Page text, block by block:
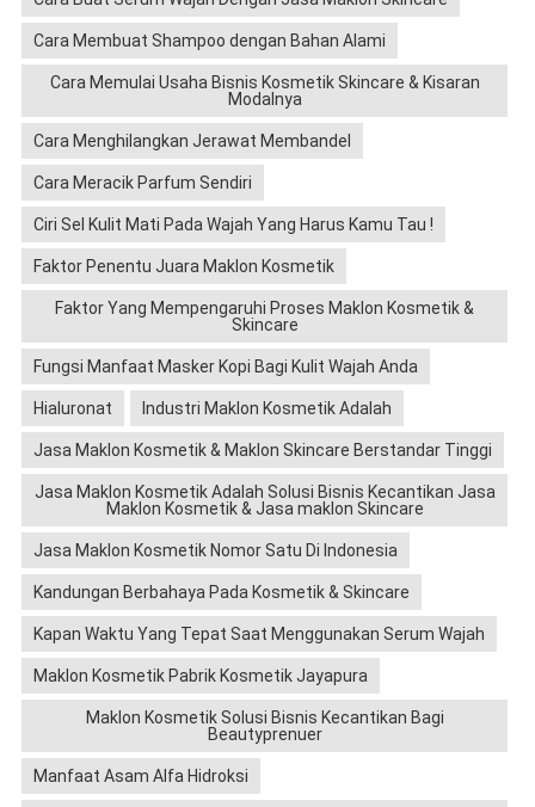
Cara Membuat Shampoo dengan Bahan Alami
Cara Memulai Usaha Bisnis Kosmetik Skincare & Kisaran
Modalnya
Cara Menghilangkan Jerawat Membandel
Cara Meracik Parfum Sendiri
Ciri Sel Kulit Mati Pada Wajah Yang Harus Kamu Tau !
Faktor Penentu Juara Maklon Kosmetik
Faktor Yang Mempengaruhi Proses Maklon Kosmetik &
Skincare
Fungsi Manfaat Masker Kopi Bagi Kulit Wajah Anda
Hialuronat Industri Maklon Kosmetik Adalah
Jasa Maklon Kosmetik & Maklon Skincare Berstandar Tinggi
Jasa Maklon Kosmetik Adalah Solusi Bisnis Kecantikan Jasa
Maklon Kosmetik & Jasa maklon Skincare
Jasa Maklon Kosmetik Nomor Satu Di Indonesia
Kandungan Berbahaya Pada Kosmetik & Skincare
Kapan Waktu Yang Tepat Saat Menggunakan Serum Wajah
Maklon Kosmetik Pabrik Kosmetik Jayapura
Maklon Kosmetik Solusi Bisnis Kecantikan Bagi
Beautyprenuer
Manfaat Asam Alfa Hidroksi